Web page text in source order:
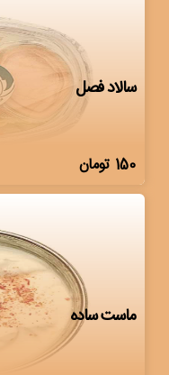
سالاد فصل
150 تومان
ماست ساده